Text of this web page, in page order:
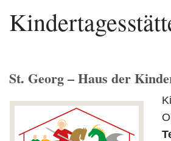
St. Georg – Haus der